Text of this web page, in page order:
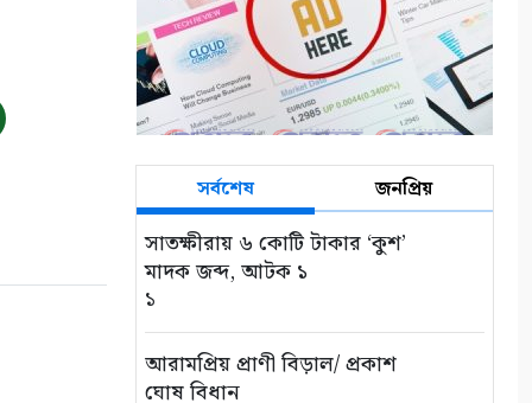
সর্বশেষ জনপ্রিয়
সাতক্ষীরায় ৬ কোটি টাকার ‘কুশ’
মাদক জব্দ, আটক ১
১
আরামপ্রিয় প্রাণী বিড়াল/ প্রকাশ
ঘোষ বিধান